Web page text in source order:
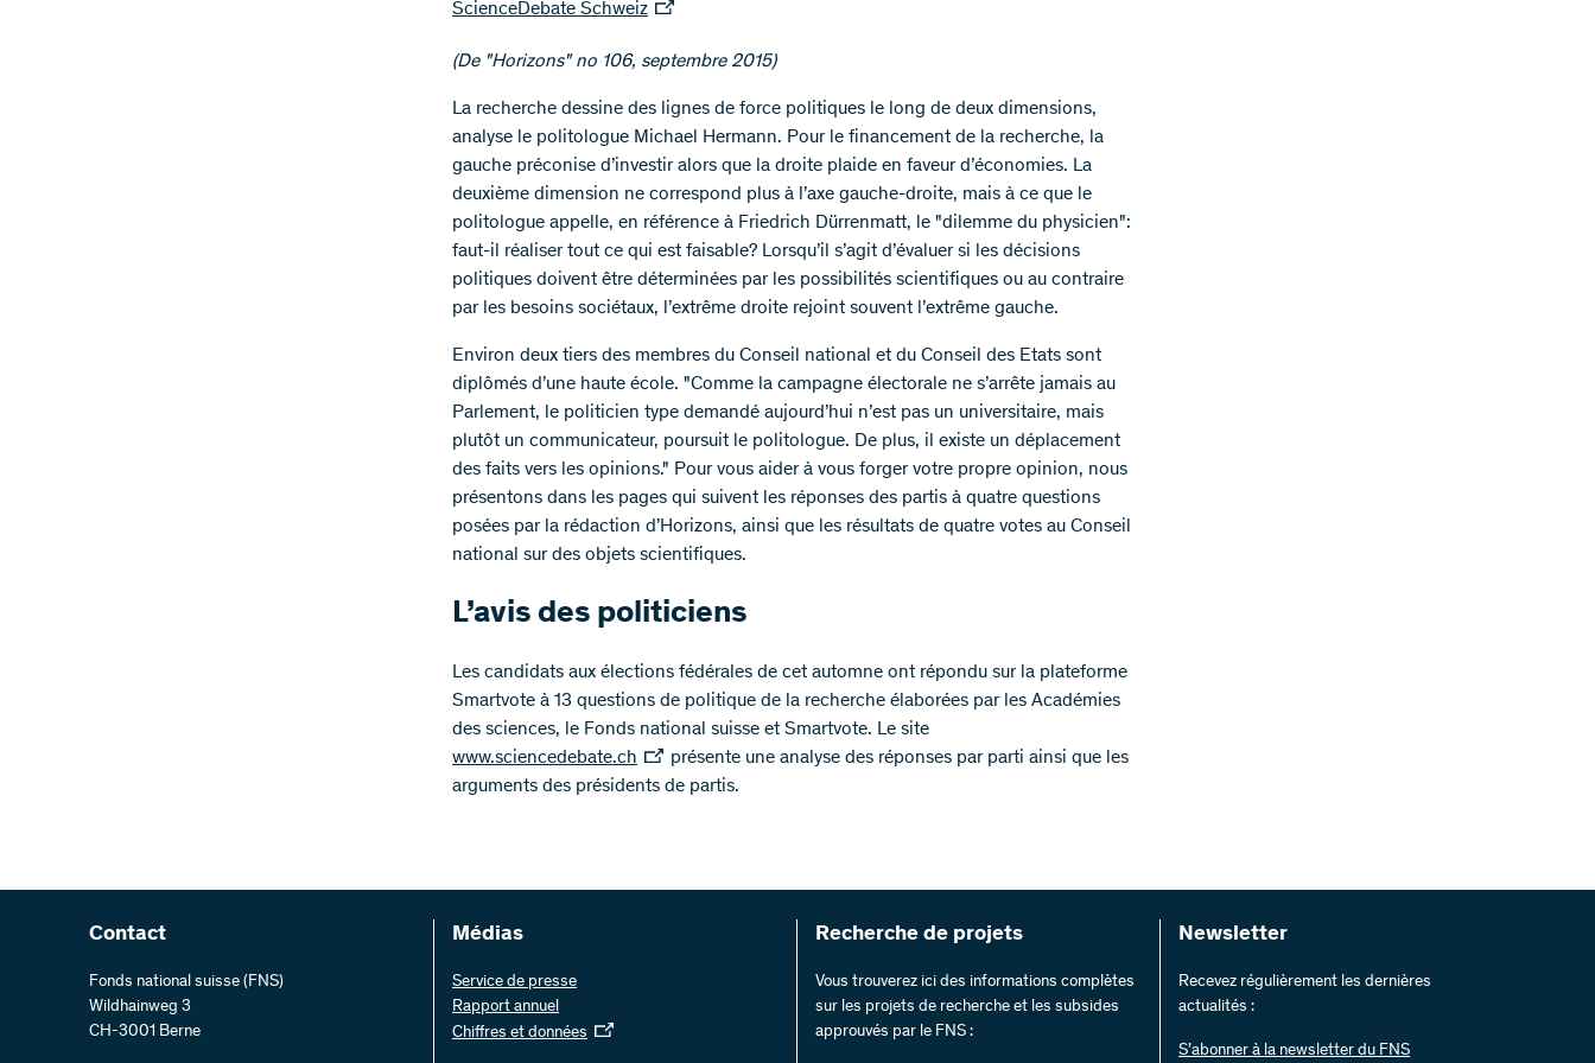
ScienceDebate Schweiz
(De "Horizons" no 106, septembre 2015)
La recherche dessine des lignes de force politiques le long de deux dimensions,
analyse le politologue Michael Hermann. Pour le financement de la recherche, la
gauche préconise d’investir alors que la droite plaide en faveur d’économies. La
deuxième dimension ne correspond plus à l’axe gauche-droite, mais à ce que le
politologue appelle, en référence à Friedrich Dürrenmatt, le "dilemme du physicien":
faut-il réaliser tout ce qui est faisable? Lorsqu’il s’agit d’évaluer si les décisions
politiques doivent être déterminées par les possibilités scientifiques ou au contraire
par les besoins sociétaux, l’extrême droite rejoint souvent l’extrême gauche.
Environ deux tiers des membres du Conseil national et du Conseil des Etats sont
diplômés d’une haute école. "Comme la campagne électorale ne s’arrête jamais au
Parlement, le politicien type demandé aujourd’hui n’est pas un universitaire, mais
plutôt un communicateur, poursuit le politologue. De plus, il existe un déplacement
des faits vers les opinions." Pour vous aider à vous forger votre propre opinion, nous
présentons dans les pages qui suivent les réponses des partis à quatre questions
posées par la rédaction d’Horizons, ainsi que les résultats de quatre votes au Conseil
national sur des objets scientifiques.
L’avis des politiciens
Les candidats aux élections fédérales de cet automne ont répondu sur la plateforme
Smartvote à 13 questions de politique de la recherche élaborées par les Académies
des sciences, le Fonds national suisse et Smartvote. Le site
www.sciencedebate.ch
présente une analyse des réponses par parti ainsi que les
arguments des présidents de partis.
Contact
Fonds national suisse (FNS)
Wildhainweg 3
CH-3001 Berne
Médias
Service de presse
Rapport annuel
Chiffres et données
Recherche de projets
Vous trouverez ici des informations complètes
sur les projets de recherche et les subsides
approuvés par le FNS :
Newsletter
Recevez régulièrement les dernières
actualités :
S’abonner à la newsletter du FNS